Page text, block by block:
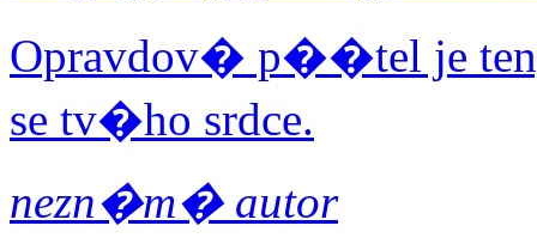
Opravdov� p��tel je
se tv�ho srdce.
nezn�m� autor